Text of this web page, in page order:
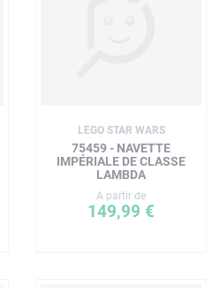
LEGO STAR WARS
75459 - NAVETTE
IMPÉRIALE DE CLASSE
LAMBDA
A partir de
149,99 €